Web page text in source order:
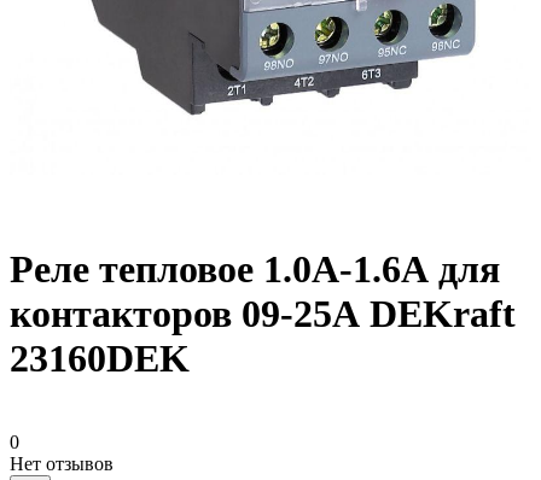
Реле тепловое 1.0А-1.6А для
контакторов 09-25А DEKraft
23160DEK
0
Нет отзывов